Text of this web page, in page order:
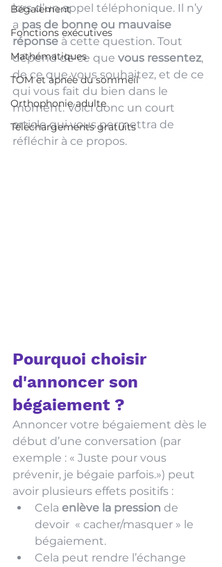
Bégaiement
Fonctions exécutives
Mathématiques
TOM et apnée du sommeil
Orthophonie adulte
Téléchargements gratuits
lors d’un appel téléphonique. Il n’y
a pas de bonne ou mauvaise
réponse à cette question. Tout
dépend de ce que vous ressentez,
de ce que vous souhaitez, et de ce
qui vous fait du bien dans le
moment. Voici donc un court
article qui vous permettra de
réfléchir à ce propos.
Pourquoi choisir
d'annoncer son
bégaiement ?
Annoncer votre bégaiement dès le
début d’une conversation (par
exemple : « Juste pour vous
prévenir, je bégaie parfois.») peut
avoir plusieurs effets positifs :
Cela enlève la pression de
devoir  « cacher/masquer » le
bégaiement.
Cela peut rendre l’échange